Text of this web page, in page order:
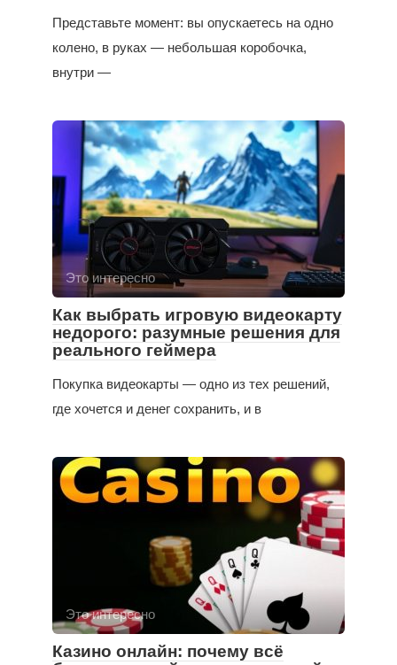
Представьте момент: вы опускаетесь на одно
колено, в руках — небольшая коробочка,
внутри —
Это интересно
Как выбрать игровую видеокарту
недорого: разумные решения для
реального геймера
Покупка видеокарты — одно из тех решений,
где хочется и денег сохранить, и в
Это интересно
Казино онлайн: почему всё